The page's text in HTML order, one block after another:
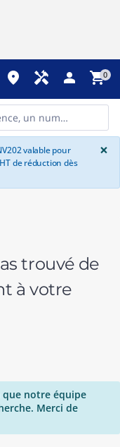
place handyman person shopping_cart0
valable pour
de réduction dès
×
trouvé de
à votre
que notre équipe
Merci de